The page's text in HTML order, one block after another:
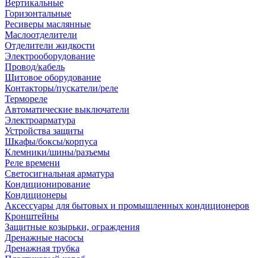
Вертикальные
Горизонтальные
Ресиверы маслянные
Маслоотделители
Отделители жидкости
Электрооборудование
Провод/кабель
Щитовое оборудование
Контакторы/пускатели/реле
Термореле
Автоматические выключатели
Электроарматура
Устройства защиты
Шкафы/боксы/корпуса
Клемники/шины/разъемы
Реле времени
Светосигнальная арматура
Кондиционирование
Кондиционеры
Аксессуары для бытовых и промышленных кондиционеров
Кронштейны
Защитные козырьки, ограждения
Дренажные насосы
Дренажная трубка